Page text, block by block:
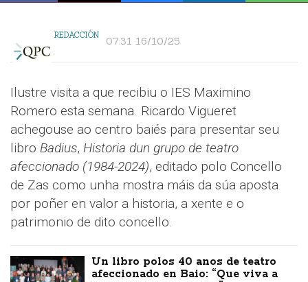
REDACCIÓN 07:31 16/10/25
Ilustre visita a que recibiu o IES Maximino
Romero esta semana. Ricardo Vigueret
achegouse ao centro baiés para presentar seu
libro Badius, Historia dun grupo de teatro
afeccionado (1984-2024), editado polo Concello
de Zas como unha mostra máis da súa aposta
por poñer en valor a historia, a xente e o
patrimonio de dito concello.
Un libro polos 40 anos de teatro
afeccionado en Baio: “Que viva a